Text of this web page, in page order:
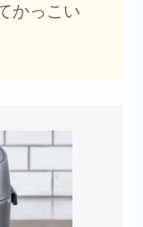
かっこい